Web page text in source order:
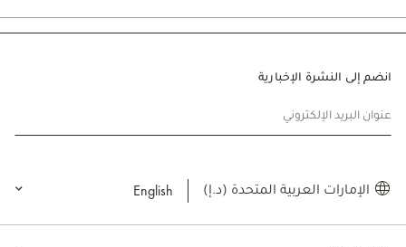
انضم إلى النشرة الإخبارية
عنوان البريد الإلكتروني
الإمارات العربية المتحدة (د.إ) English